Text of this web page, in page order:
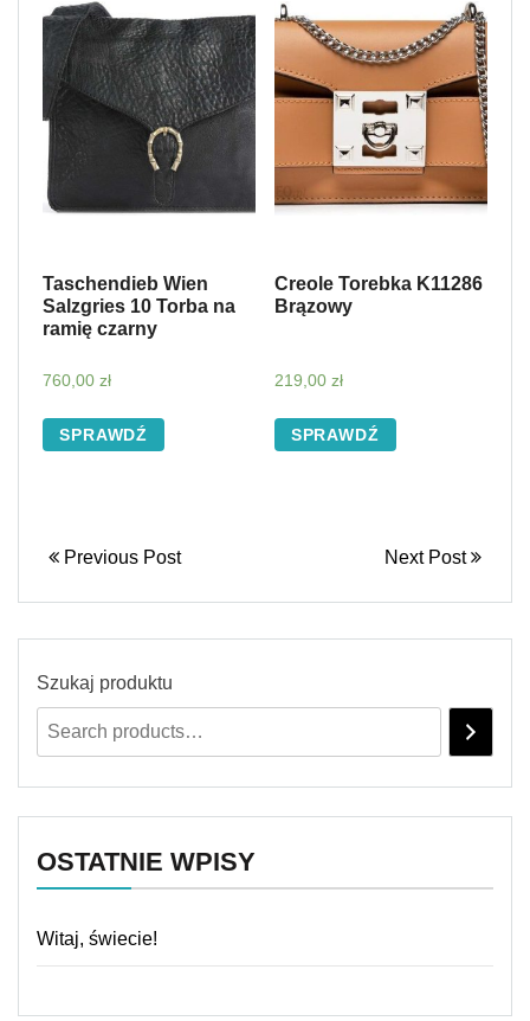
Taschendieb Wien
Salzgries 10 Torba na
ramię czarny
760,00 zł
SPRAWDŹ
Creole Torebka K11286
Brązowy
219,00 zł
SPRAWDŹ
Previous Post Next Post
Szukaj produktu
OSTATNIE WPISY
Witaj, świecie!